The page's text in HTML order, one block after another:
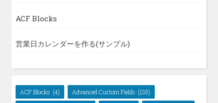
ACF Blocks
営業日カレンダーを作る(サンプル)
ACF Blocks (4) Advanced Custom Fields (135)